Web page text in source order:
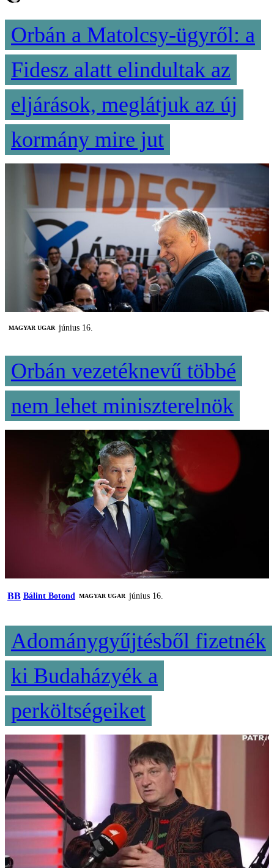
Orbán a Matolcsy-ügyről: a
Fidesz alatt elindultak az
eljárások, meglátjuk az új
kormány mire jut
MAGYAR UGAR június 16.
Orbán vezetéknevű többé
nem lehet miniszterelnök
BB Bálint Botond MAGYAR UGAR június 16.
Adománygyűjtésből fizetnék
ki Budaházyék a
perköltségeiket